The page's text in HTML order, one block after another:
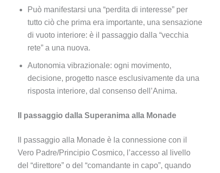
Può manifestarsi una “perdita di interesse” per
tutto ciò che prima era importante, una sensazione
di vuoto interiore: è il passaggio dalla “vecchia
rete” a una nuova.
Autonomia vibrazionale: ogni movimento,
decisione, progetto nasce esclusivamente da una
risposta interiore, dal consenso dell’Anima.
Il passaggio dalla Superanima alla Monade
Il passaggio alla Monade è la connessione con il
Vero Padre/Principio Cosmico, l’accesso al livello
del “direttore” o del “comandante in capo”, quando